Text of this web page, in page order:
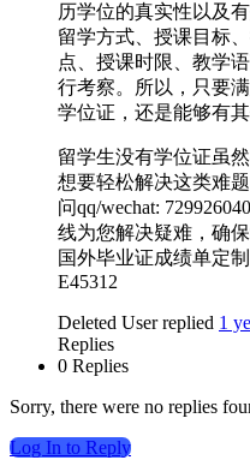
历学位的真实性以及
留学方式、授课目标
点、授课时限、教学
行考察。所以，只要
学位证，还是能够有
留学生没有学位证虽
想要轻松解决这类难
问qq/wechat:
线为您解决疑难，确
国外毕业证成绩单定
E45312
Deleted User replied 1
Replies
0 Replies
Sorry, there were no replies
Log In to Reply